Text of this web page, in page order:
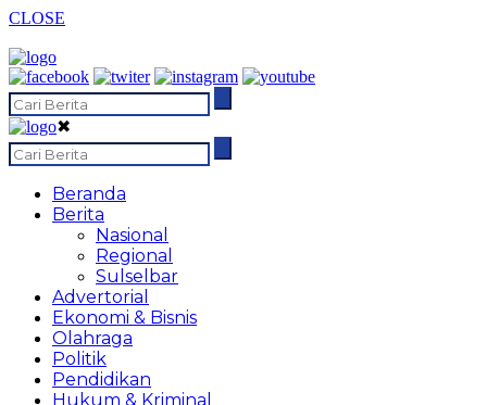
CLOSE
✖
Beranda
Berita
Nasional
Regional
Sulselbar
Advertorial
Ekonomi & Bisnis
Olahraga
Politik
Pendidikan
Hukum & Kriminal